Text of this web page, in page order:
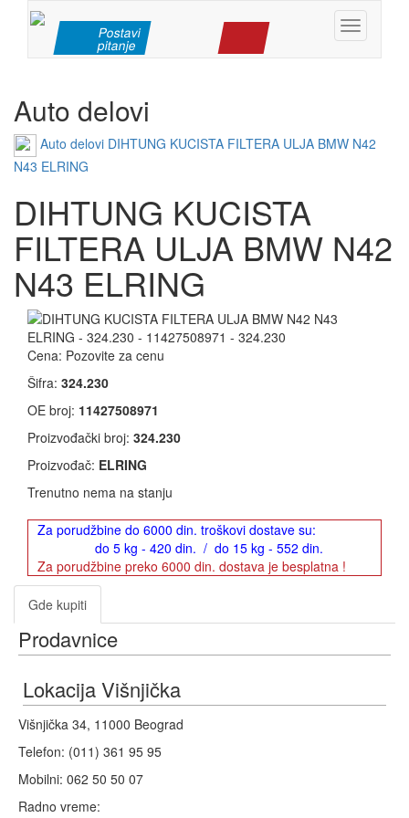
Toggle
navigation
Postavi
pitanje
Auto delovi
Auto delovi DIHTUNG KUCISTA FILTERA ULJA BMW N42
N43 ELRING
DIHTUNG KUCISTA
FILTERA ULJA BMW N42
N43 ELRING
Cena: Pozovite za cenu
Šifra: 324.230
OE broj: 11427508971
Proizvođački broj: 324.230
Proizvođač: ELRING
Trenutno nema na stanju
Za porudžbine do 6000 din. troškovi dostave su:
do 5 kg - 420 din. / do 15 kg - 552 din.
Za porudžbine preko 6000 din. dostava je besplatna !
Gde kupiti
Prodavnice
Lokacija Višnjička
Višnjička 34, 11000 Beograd
Telefon: (011) 361 95 95
Mobilni: 062 50 50 07
Radno vreme: